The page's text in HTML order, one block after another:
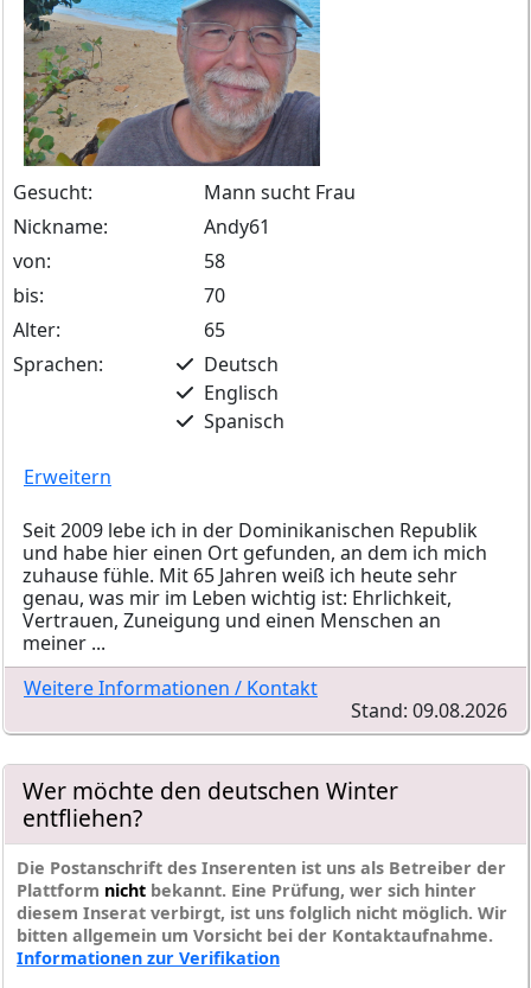
Gesucht:
Mann sucht Frau
Nickname:
Andy61
von:
58
bis:
70
Alter:
65
Sprachen:
Deutsch
Englisch
Spanisch
Erweitern
Seit 2009 lebe ich in der Dominikanischen Republik
und habe hier einen Ort gefunden, an dem ich mich
zuhause fühle. Mit 65 Jahren weiß ich heute sehr
genau, was mir im Leben wichtig ist: Ehrlichkeit,
Vertrauen, Zuneigung und einen Menschen an
meiner ...
Weitere Informationen / Kontakt
Stand: 09.08.2026
Wer möchte den deutschen Winter
entfliehen?
Die Postanschrift des Inserenten ist uns als Betreiber der
Plattform nicht bekannt. Eine Prüfung, wer sich hinter
diesem Inserat verbirgt, ist uns folglich nicht möglich. Wir
bitten allgemein um Vorsicht bei der Kontaktaufnahme.
Informationen zur Verifikation